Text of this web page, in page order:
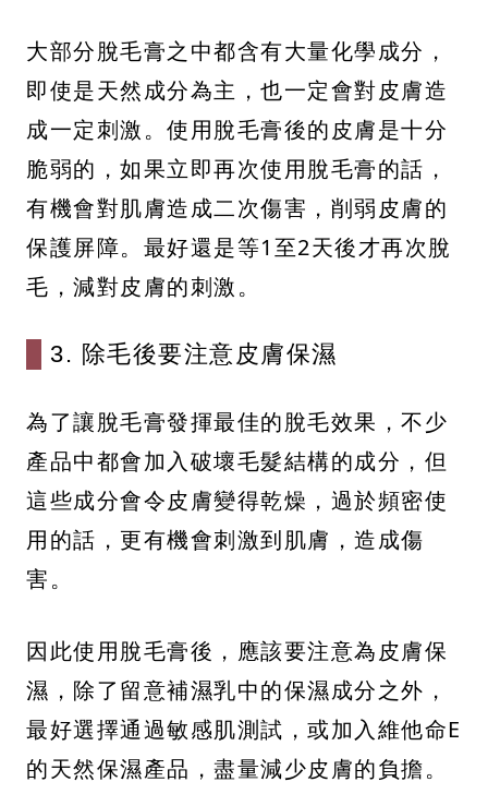
大部分脫毛膏之中都含有大量化學成分，
即使是天然成分為主，也一定會對皮膚造
成一定刺激。使用脫毛膏後的皮膚是十分
脆弱的，如果立即再次使用脫毛膏的話，
有機會對肌膚造成二次傷害，削弱皮膚的
保護屏障。最好還是等1至2天後才再次脫
毛，減對皮膚的刺激。
3. 除毛後要注意皮膚保濕
為了讓脫毛膏發揮最佳的脫毛效果，不少
產品中都會加入破壞毛髮結構的成分，但
這些成分會令皮膚變得乾燥，過於頻密使
用的話，更有機會刺激到肌膚，造成傷
害。
因此使用脫毛膏後，應該要注意為皮膚保
濕，除了留意補濕乳中的保濕成分之外，
最好選擇通過敏感肌測試，或加入維他命E
的天然保濕產品，盡量減少皮膚的負擔。